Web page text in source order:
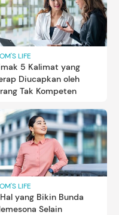
LIFE
5 Kalimat yang
Diucapkan oleh
Tak Kompeten
LIFE
yang Bikin Bunda
Selain